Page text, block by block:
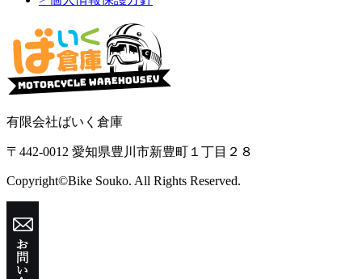
有限会社ばいく倉庫
〒442-0012 愛知県豊川市新豊町１丁目２８
Copyright©Bike Souko. All Rights Reserved.